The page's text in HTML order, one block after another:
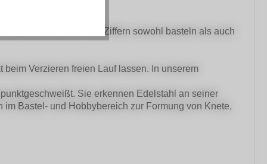
können Sie Ziffern sowohl basteln als auch
Verzieren freien Lauf lassen. In unserem
Sie erkennen Edelstahl an seiner
Bastel- und Hobbybereich zur Formung von Knete,